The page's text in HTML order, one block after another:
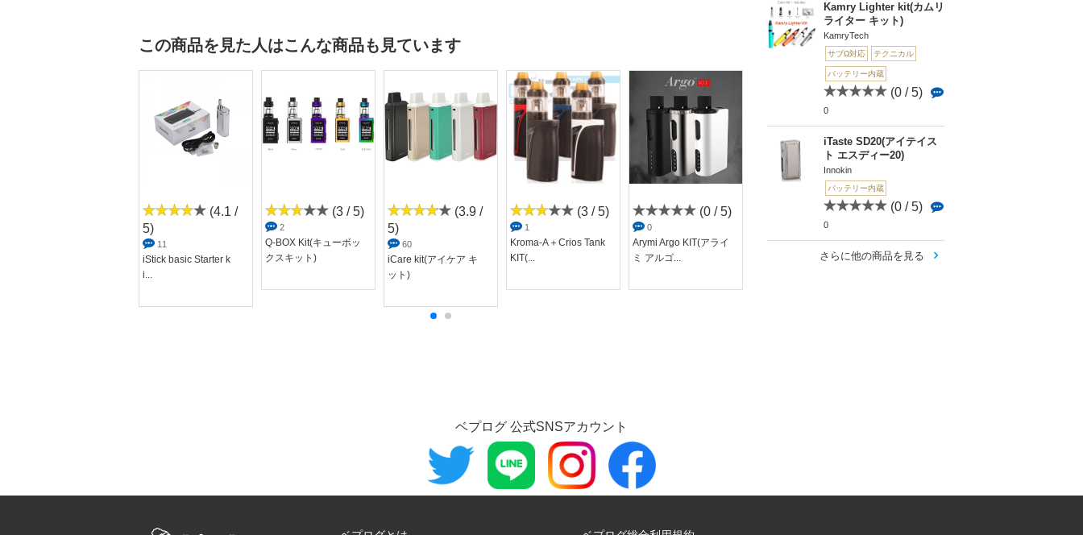
Kamry Lighter kit(カムリ
ライター キット)
KamryTech
サブΩ対応 テクニカル
バッテリー内蔵
(0 / 5)
0
iTaste SD20(アイテイス
ト エスディー20)
Innokin
バッテリー内蔵
(0 / 5)
0
さらに他の商品を見る
この商品を見た人はこんな商品も見ています
(4.1 /
5)
11
iStick basic Starter k
i...
(3 / 5)
2
Q-BOX Kit(キューボッ
クスキット)
(3.9 /
5)
60
iCare kit(アイケア キ
ット)
(3 / 5)
1
Kroma-A＋Crios Tank
KIT(...
(0 / 5)
0
Arymi Argo KIT(アライ
ミ アルゴ...
(4.3 /
6
DNA 200(ディーエヌ
(4 / 5)
Suorin Air 日本限定仕
様(ソウリンエ...
ベプログ 公式SNSアカウント